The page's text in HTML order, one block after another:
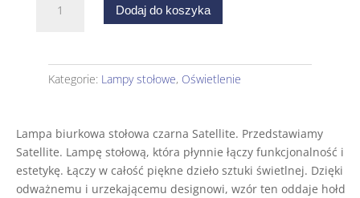
Lampa
Satellite
Dodaj do koszyka
Kategorie: Lampy stołowe, Oświetlenie
Lampa biurkowa stołowa czarna Satellite. Przedstawiamy
Satellite. Lampę stołową, która płynnie łączy funkcjonalność i
estetykę. Łączy w całość piękne dzieło sztuki świetlnej. Dzięki
odważnemu i urzekającemu designowi, wzór ten oddaje hołd